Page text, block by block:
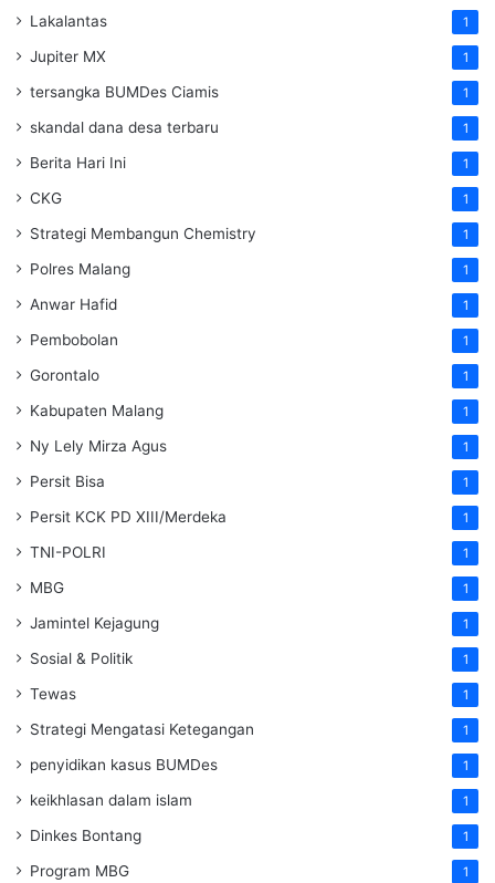
Lakalantas 1
Jupiter MX 1
tersangka BUMDes Ciamis 1
skandal dana desa terbaru 1
Berita Hari Ini 1
CKG 1
Strategi Membangun Chemistry 1
Polres Malang 1
Anwar Hafid 1
Pembobolan 1
Gorontalo 1
Kabupaten Malang 1
Ny Lely Mirza Agus 1
Persit Bisa 1
Persit KCK PD XIII/Merdeka 1
TNI-POLRI 1
MBG 1
Jamintel Kejagung 1
Sosial & Politik 1
Tewas 1
Strategi Mengatasi Ketegangan 1
penyidikan kasus BUMDes 1
keikhlasan dalam islam 1
Dinkes Bontang 1
Program MBG 1